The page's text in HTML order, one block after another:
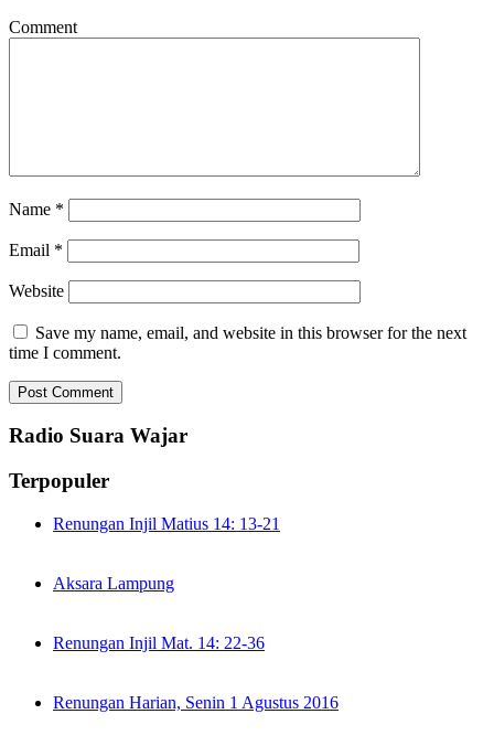
Comment
Name *
Email *
Website
Save my name, email, and website in this browser for the next
time I comment.
Radio Suara Wajar
Terpopuler
Renungan Injil Matius 14: 13-21
Aksara Lampung
Renungan Injil Mat. 14: 22-36
Renungan Harian, Senin 1 Agustus 2016